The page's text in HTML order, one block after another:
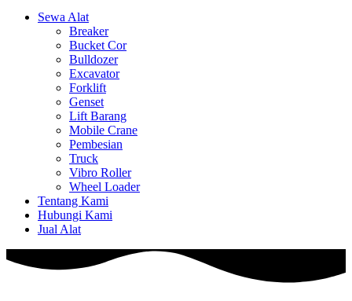
Sewa Alat
Breaker
Bucket Cor
Bulldozer
Excavator
Forklift
Genset
Lift Barang
Mobile Crane
Pembesian
Truck
Vibro Roller
Wheel Loader
Tentang Kami
Hubungi Kami
Jual Alat